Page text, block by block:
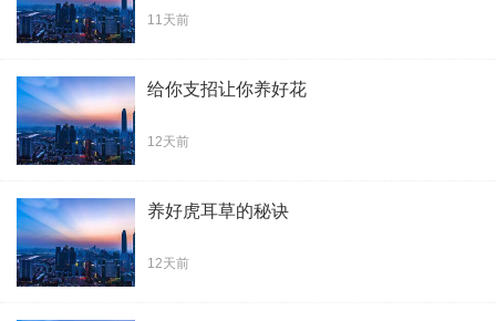
11天前
给你支招让你养好花
12天前
养好虎耳草的秘诀
12天前